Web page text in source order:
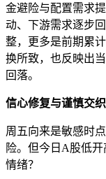
金避险与配置需求
动、下游需求逐步
整，更多是前期累
换所致，也反映出
回落。
信心修复与谨慎交织
周五向来是敏感时
险。但今日A股低
情绪？